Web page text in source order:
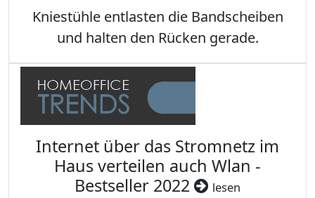
Kniestühle entlasten die Bandscheiben
und halten den Rücken gerade.
Internet über das Stromnetz im
Haus verteilen auch Wlan -
Bestseller 2022
lesen